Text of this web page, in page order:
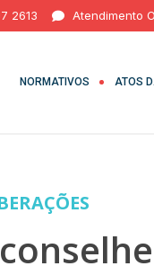
2613 Atendimento
NORMATIVOS ATOS